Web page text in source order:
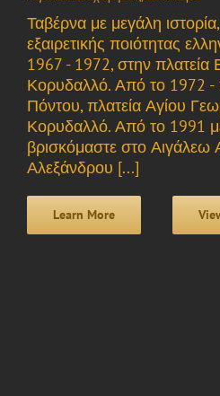
Ταβέρνα με μεγάλη
εξαιρετικής ποιότητας
1967 - 1972, στην πλατεία
Κορυδαλλό. Από το 1972 -
Πόντου, πλατεία Αγίου
Κορυδαλλό. Από το 1991
βρισκόμαστε στο Αιγάλεω
Αλεξάνδρου [...]
Learn More